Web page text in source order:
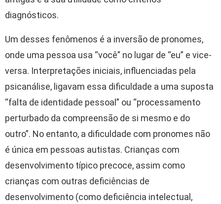
diagnósticos.
Um desses fenômenos é a inversão de pronomes,
onde uma pessoa usa “você” no lugar de “eu” e vice-
versa. Interpretações iniciais, influenciadas pela
psicanálise, ligavam essa dificuldade a uma suposta
“falta de identidade pessoal” ou “processamento
perturbado da compreensão de si mesmo e do
outro”. No entanto, a dificuldade com pronomes não
é única em pessoas autistas. Crianças com
desenvolvimento típico precoce, assim como
crianças com outras deficiências de
desenvolvimento (como deficiência intelectual,